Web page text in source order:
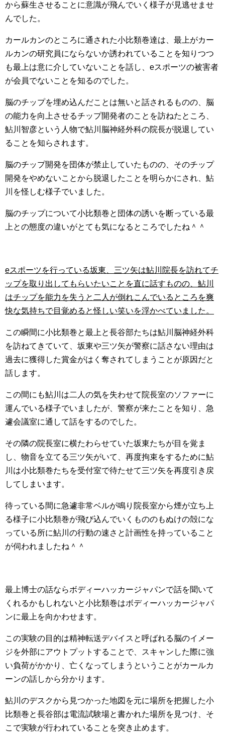
から蘇生させることに意識が飛んでいく様子が見逃せませ
んでした。
カールカンのところに通された小比類巻達は、最上がカー
ルカンの研究員にならないか誘われていることを知りつつ
も最上は意に介していないことを話し、eスポーツの被害者
が会員でないことを知るのでした。
脳のチップを埋め込んだことは無いと話されるものの、脳
の能力を向上させるチップ開発者のことを訪ねたところ、
鮎川智彦という人物で鮎川脳神経外科の院長が脱退してい
ることを知らされます。
脳のチップ開発を団体が禁止していたものの、そのチップ
開発をやめないことから脱退したことを明らかにされ、鮎
川を怪しむ様子でいました。
脳のチップについて小比類巻と団体の誘いを断っている最
上との態度の違いがとても気になるところでしたね＾＾
eスポーツを行っている坂東、三ツ矢は鮎川院長を訪れてチ
ップを取り出してもらいたいことを直に話すものの、鮎川
はチップを能力を失うと二人が倒れこんでいるところを爽
快な気持ちで目覚めると怪しい笑いを浮かべていました。
この瞬間に小比類巻と最上と長谷部たちは鮎川脳神経外科
を訪ねてきていて、坂東や三ツ矢が警察に話さない理由は
過去に獲得した賞金がはく奪されてしまうことが原因だと
話します。
この間にも鮎川は二人の気を失わせて院長室のソファーに
運んでいる様子でいましたが、警察が来たことを知り、急
遽会議室に通して話をするのでした。
その隣の院長室に横たわらせていた坂東たちが目を覚ま
し、物音を立てる三ツ矢がいて、再度拘束をするために鮎
川は小比類巻たちを受付室で待たせて三ツ矢を再度引き戻
してしまいます。
待っている間に急遽非常ベルが鳴り院長室から煙が立ち上
る様子に小比類巻が飛び込んでいくもののもぬけの殻にな
っている所に鮎川の行動の速さと計画性を持っていること
が伺われましたね＾＾
最上博士の話ならボディーハッカージャパンで話を聞いて
くれるかもしれないと小比類巻はボディーハッカージャパ
ンに最上を向かわせます。
この実験の目的は精神転送デバイスと呼ばれる脳のイメー
ジを外部にアウトプットすることで、スキャンした際に強
い負荷がかかり、亡くなってしまうということがカールカ
ーンの話しから分かります。
鮎川のデスクから見つかった地図を元に場所を把握した小
比類巻と長谷部は電流試験場と書かれた場所を見つけ、そ
こで実験が行われていることを突き止めます。